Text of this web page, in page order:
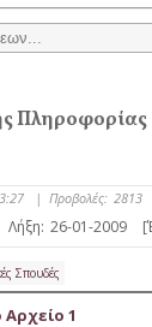
| Προβολές: 2813
Λήξη: 26-01-2009
Σπουδές
1